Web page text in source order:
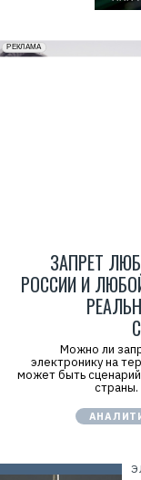
ЗАПРЕТ
РОССИИ И
Можно ли
электронику на
может быть
страны.
erid: 2VfnxxmNzs5
РЕКЛАМА